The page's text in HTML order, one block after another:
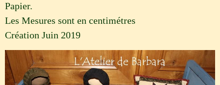
Papier.
Les Mesures sont en centimétres
Création Juin 2019